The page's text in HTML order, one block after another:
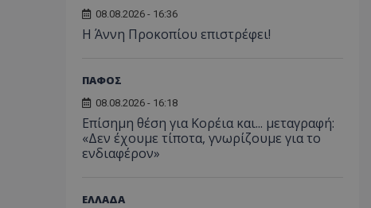
08.08.2026 - 16:36
Η Άννη Προκοπίου επιστρέφει!
ΠΑΦΟΣ
08.08.2026 - 16:18
Επίσημη θέση για Κορέια και... μεταγραφή:
«Δεν έχουμε τίποτα, γνωρίζουμε για το
ενδιαφέρον»
ΕΛΛΑΔΑ